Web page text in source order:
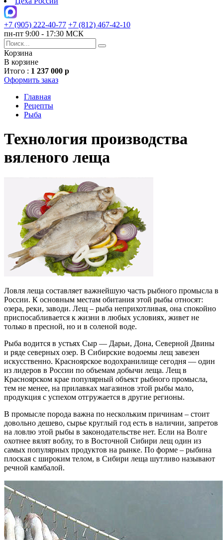
+7 (905) 222-40-77 +7 (812) 467-42-10
пн-пт 9:00 - 17:30 МСК
Корзина
В корзине
Итого : 1 237 000 р
Оформить заказ
Главная
Рецепты
Рыба
Технология производства
вяленого леща
Ловля леща составляет важнейшую часть рыбного промысла в
России. К основным местам обитания этой рыбы относят:
озера, реки, заводи. Лещ – рыба неприхотливая, она спокойно
приспосабливается к жизни в любых условиях, живет не
только в пресной, но и в соленой воде.
Рыба водится в устьях Сыр — Дарьи, Дона, Северной Двины
и ряде северных озер. В Сибирские водоемы лещ завезен
искусственно. Красноярское водохранилище сегодня — один
из лидеров в России по объемам добычи леща. Лещ в
Красноярском крае популярный объект рыбного промысла,
тем не менее, на прилавках магазинов этой рыбы мало,
продукция с успехом отгружается в другие регионы.
В промысле порода важна по нескольким причинам – стоит
довольно дешево, сырье круглый год есть в наличии, запретов
на ловлю этой рыбы в законодательстве нет. Если на Волге
охотнее вялят воблу, то в Восточной Сибири лещ один из
самых популярных продуктов на рынке. По форме – рыбина
плоская с широким телом, в Сибири леща шутливо называют
речной камбалой.